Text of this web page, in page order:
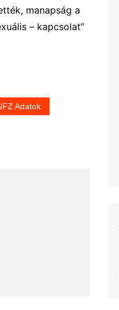
manapság a
– kapcsolat”
Adatok